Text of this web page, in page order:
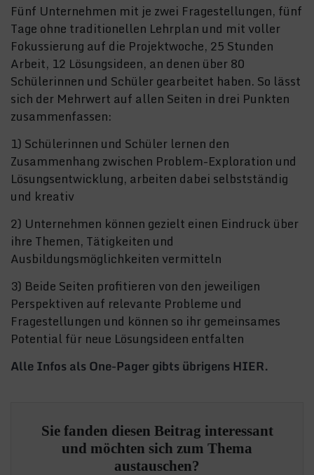
Fünf Unternehmen mit je zwei Fragestellungen, fünf
Tage ohne traditionellen Lehrplan und mit voller
Fokussierung auf die Projektwoche, 25 Stunden
Arbeit, 12 Lösungsideen, an denen über 80
Schülerinnen und Schüler gearbeitet haben. So lässt
sich der Mehrwert auf allen Seiten in drei Punkten
zusammenfassen:
1) Schülerinnen und Schüler lernen den
Zusammenhang zwischen Problem-Exploration und
Lösungsentwicklung, arbeiten dabei selbstständig
und kreativ
2) Unternehmen können gezielt einen Eindruck über
ihre Themen, Tätigkeiten und
Ausbildungsmöglichkeiten vermitteln
3) Beide Seiten profitieren von den jeweiligen
Perspektiven auf relevante Probleme und
Fragestellungen und können so ihr gemeinsames
Potential für neue Lösungsideen entfalten
Alle Infos als One-Pager gibts übrigens HIER.
Sie fanden diesen Beitrag interessant
und möchten sich zum Thema
austauschen?